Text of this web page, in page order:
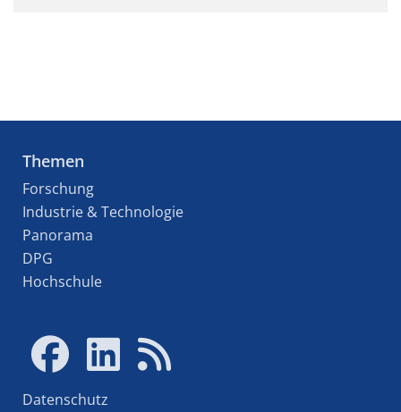
Themen
Forschung
Industrie & Technologie
Panorama
DPG
Hochschule
Datenschutz